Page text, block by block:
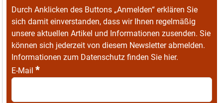
Durch Anklicken des Buttons „Anmelden“ erklären Sie
sich damit einverstanden, dass wir Ihnen regelmäßig
unsere aktuellen Artikel und Informationen zusenden. Sie
können sich jederzeit von diesem Newsletter abmelden.
Informationen zum Datenschutz finden Sie hier.
E-Mail *